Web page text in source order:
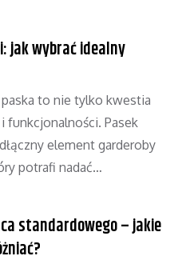
jak wybrać idealny
to nie tylko kwestia
funkcjonalności. Pasek
element garderoby
potrafi nadać…
standardowego – jakie